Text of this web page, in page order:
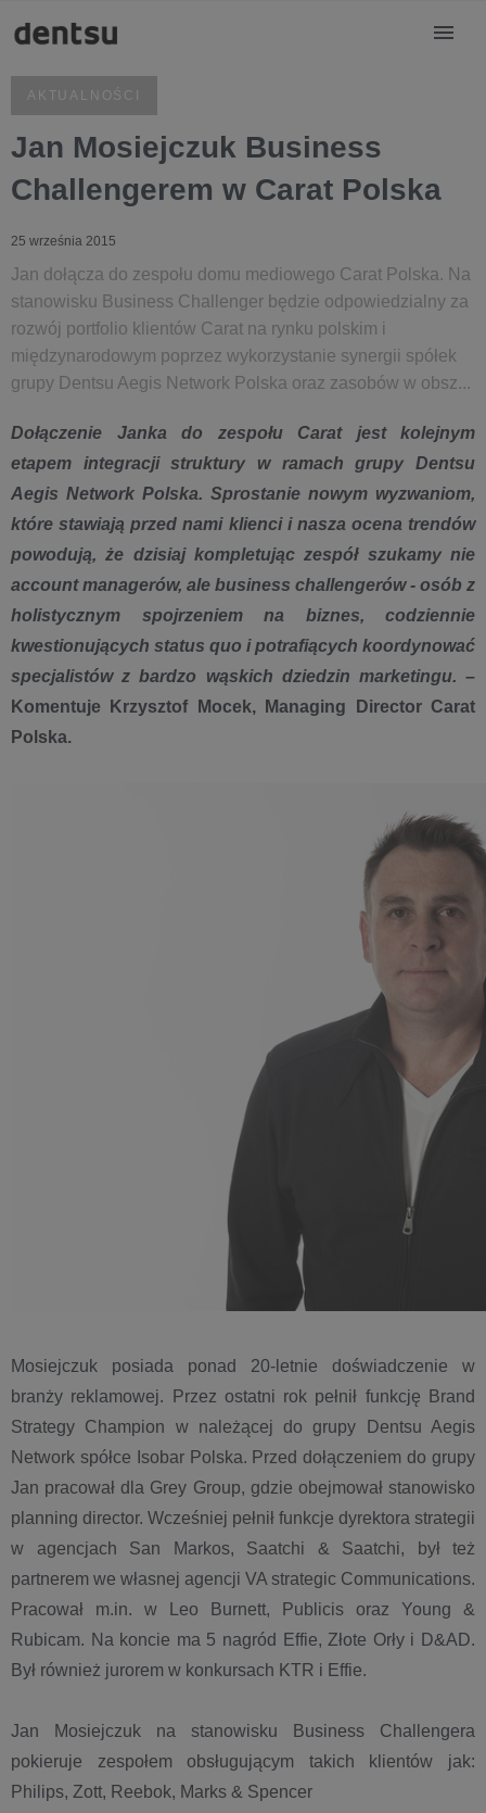
AKTUALNOŚCI
Jan Mosiejczuk Business
Challengerem w Carat Polska
25 września 2015
Jan dołącza do zespołu domu mediowego Carat Polska. Na
stanowisku Business Challenger będzie odpowiedzialny za
rozwój portfolio klientów Carat na rynku polskim i
międzynarodowym poprzez wykorzystanie synergii spółek
grupy Dentsu Aegis Network Polska oraz zasobów w obsz...
Dołączenie Janka do zespołu Carat jest kolejnym
etapem integracji struktury w ramach grupy Dentsu
Aegis Network Polska. Sprostanie nowym wyzwaniom,
które stawiają przed nami klienci i nasza ocena trendów
powodują, że dzisiaj kompletując zespół szukamy nie
account managerów, ale business challengerów - osób z
holistycznym spojrzeniem na biznes, codziennie
kwestionujących status quo i potrafiących koordynować
specjalistów z bardzo wąskich dziedzin marketingu. –
Komentuje Krzysztof Mocek, Managing Director Carat
Polska.
Mosiejczuk posiada ponad 20-letnie doświadczenie w
branży reklamowej. Przez ostatni rok pełnił funkcję Brand
Strategy Champion w należącej do grupy Dentsu Aegis
Network spółce Isobar Polska. Przed dołączeniem do grupy
Jan pracował dla Grey Group, gdzie obejmował stanowisko
planning director. Wcześniej pełnił funkcje dyrektora strategii
w agencjach San Markos, Saatchi & Saatchi, był też
partnerem we własnej agencji VA strategic Communications.
Pracował m.in. w Leo Burnett, Publicis oraz Young &
Rubicam. Na koncie ma 5 nagród Effie, Złote Orły i D&AD.
Był również jurorem w konkursach KTR i Effie.
Jan Mosiejczuk na stanowisku Business Challengera
pokieruje zespołem obsługującym takich klientów jak:
Philips, Zott, Reebok, Marks & Spencer